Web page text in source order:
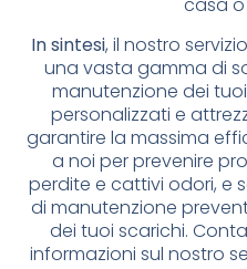
casa
In sintesi, il nostro
una vasta gamma di
manutenzione dei
personalizzati e
garantire la massima
a noi per prevenire
perdite e cattivi odori, e
di manutenzione
dei tuoi scarichi.
informazioni sul nostro